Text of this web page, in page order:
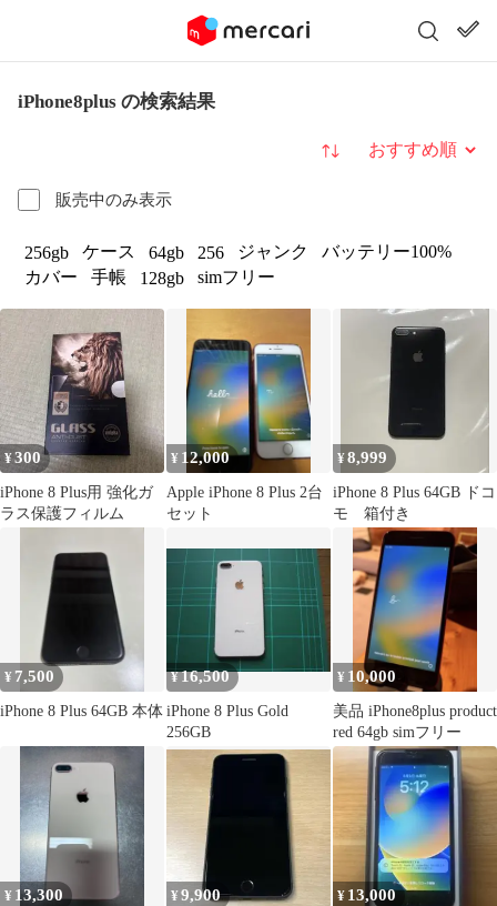
iPhone8plus の検索結果
販売中のみ表示
並び替え
256gb ケース 64gb 256 ジャンク
バッテリー100%
カバー
手帳 128gb simフリー
¥300
iPhone 8 Plus用 強化ガ
ラス保護フィルム
¥ 12,000
Apple iPhone 8 Plus 2台
セット
¥8,999
iPhone 8 Plus 64GB ドコ
モ 箱付き
¥ 7,500
iPhone 8 Plus 64GB 本体
¥16,500
iPhone 8 Plus Gold
256GB
¥ 10,000
美品 iPhone8plus product
red 64gb simフリー
¥ 13,300 ¥9,900 ¥ 13,000